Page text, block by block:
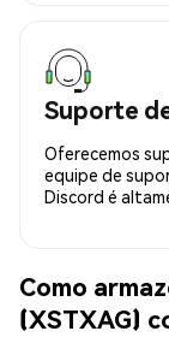
Suporte
Oferecemos
equipe de
Discord é
Como
(XSTXAG)